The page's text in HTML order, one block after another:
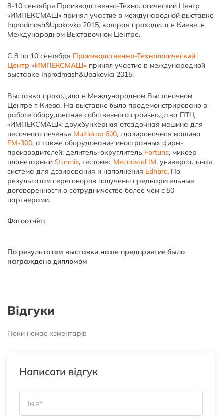
8-10 сентября Производственно-Технологический Центр
«ИМПЕКСМАШ» принял участие в международной выставке
Inprodmash&Upakovka 2015, которая проходила в Киеве, в
Международном Выставочном Центре.
С 8 по 10 сентября Производственно-Технологический
Центр «ИМПЕКСМАШ» принял участие в международной
выставке Inprodmash&Upakovka 2015.
Выставка проходила в Международном Выставочном
Центре г. Киева. На выставке было продемонстрировано в
работе оборудование собственного производства ПТЦ
«ИМПЕКСМАШ»: двухбункерная отсадочная машина для
песочного печенья Multidrop 600, глазировочная машина
ЕМ-300, а также оборудование иностранных фирм-
производителей: делитель-округлитель Fortuna, миксер
планетарный Starmix, тестомес Mecnosud IM, универсальная
система для дозирования и наполнения Edhard. По
результатам переговоров получены предварительные
договоренности о сотрудничестве более чем с 50
партнерами.
Фотоотчёт:
По результатам выставки наше предприятие было
награждено дипломом
Відгуки
Поки немає коментарів
Написати відгук